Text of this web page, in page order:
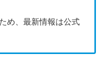
め、最新情報は公式